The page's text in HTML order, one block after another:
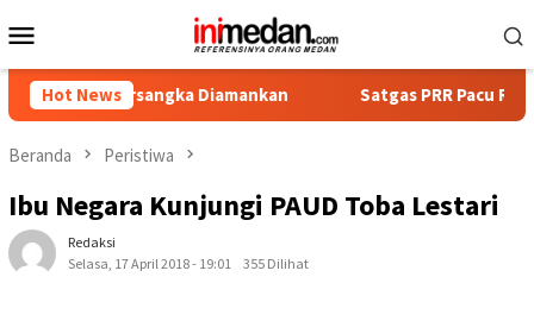
ke
Mobile
Hot NewsDiamankan Satgas PRR Pacu Realisasi
Beranda Peristiwa
Ibu Negara Kunjungi PAUD Toba Lestari
Redaksi
Selasa, 17 April 2018 - 19:01
355 Dilihat